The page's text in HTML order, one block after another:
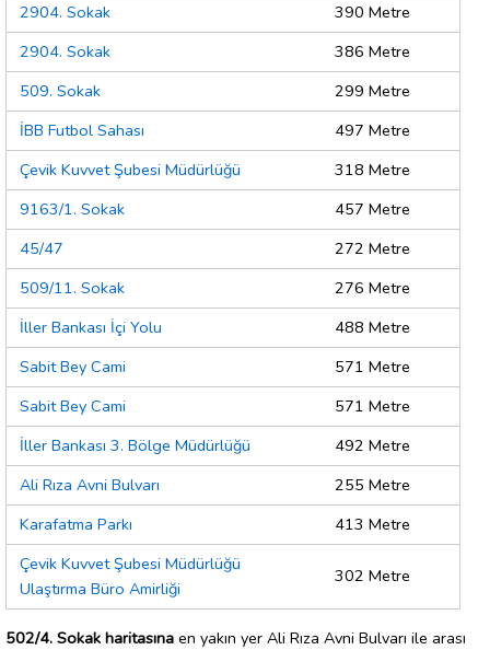
2904. Sokak
390 Metre
2904. Sokak
386 Metre
509. Sokak
299 Metre
İBB Futbol Sahası
497 Metre
Çevik Kuvvet Şubesi Müdürlüğü
318 Metre
9163/1. Sokak
457 Metre
45/47
272 Metre
509/11. Sokak
276 Metre
İller Bankası İçi Yolu
488 Metre
Sabit Bey Cami
571 Metre
Sabit Bey Cami
571 Metre
İller Bankası 3. Bölge Müdürlüğü
492 Metre
Ali Rıza Avni Bulvarı
255 Metre
Karafatma Parkı
413 Metre
Çevik Kuvvet Şubesi Müdürlüğü
Ulaştırma Büro Amirliği
302 Metre
502/4. Sokak haritasına en yakın yer Ali Rıza Avni Bulvarı ile arası